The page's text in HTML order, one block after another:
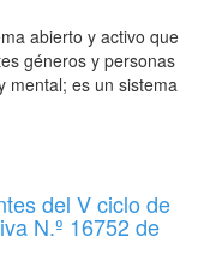
abierto y activo que
géneros y personas
mental; es un sistema
del V ciclo de
N.º 16752 de